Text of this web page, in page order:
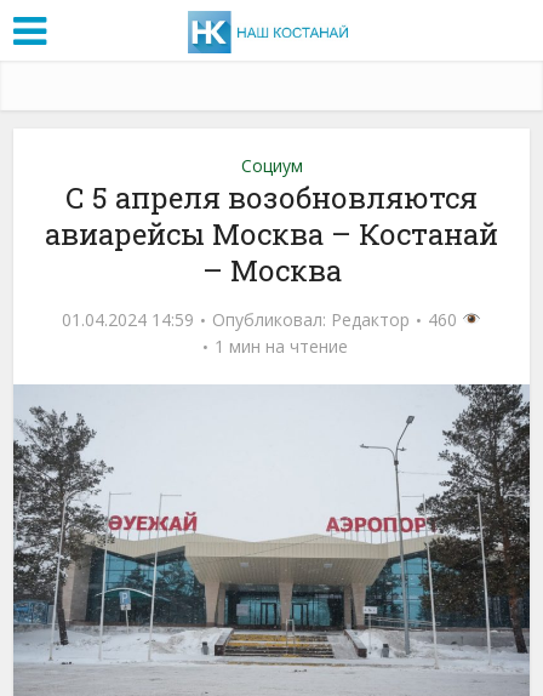
Социум
С 5 апреля возобновляются
авиарейсы Москва – Костанай
– Москва
01.04.2024 14:59 Опубликовал: Редактор
460
1 мин на чтение